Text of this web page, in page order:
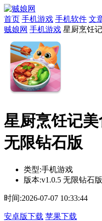
首页 手机游戏 手机软件 文
贼娘网 手机游戏 星厨烹饪
星厨烹饪记
无限钻石版
类型:手机游戏
版本:v1.0.5 无限钻石版
时间:2026-07-07 10:33:44
安卓版下载 苹果下载